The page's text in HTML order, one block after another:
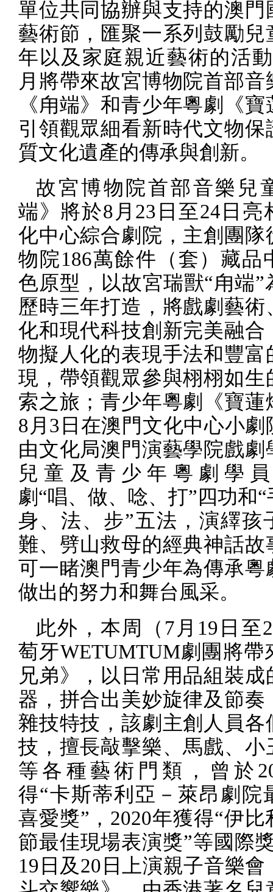
單位共同協辦與支持的澳門
藝術節，匯聚一系列鼓勵兒
年以及家庭親近藝術的活
月將帶來故宮博物院首部音
《甪端》和青少年粵劇《
引領觀眾細看新時代文物保
質文化遺產的傳承與創新。
故宮博物院首部音樂兒
端》將於8 月 23 日至24 日亮
化中心綜合劇院，主創團隊
物院186萬餘件（套）藏品
色原型，以故宮瑞獸“甪端”
歷時三年打造，將戲劇藝術
化和現代科技創新完美融合
物擬人化的表現手法和豐富
現，帶領觀眾參與栩栩如生
索之旅；青少年粵劇《寶蓮
8月 3 日在澳門文化中心小劇
由文化局澳門演藝學院戲劇
兒童及青少年粵劇學
劇“唱、做、唸、打”四功和
身、法、步”五法，演繹孩
難、劈山救母的經典神話故
可一睹澳門青少年為傳承粵
做出的努力和舞台風采。
此外，本周（ 7 月 19 日至
萄牙WETUMTUM劇團將帶
兄弟》，以日常用品組裝成
器，拼合出美妙旋律及節奏
雜技特技，該劇主創人員各
技，擅長敲擊樂、馬戲、小
等各種藝術門類，曾於
得“卡斯蒂利亞－萊昂劇院
喜愛獎”， 2020年獲得“伊比
節最佳現場表演獎”等國際
19 日及 20 日上演親子音樂會